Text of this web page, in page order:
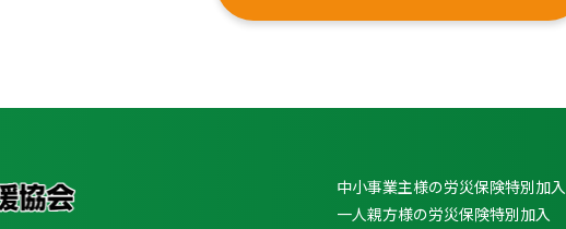
中小事業主様の労災保険特別加入
一人親方様の労災保険特別加入